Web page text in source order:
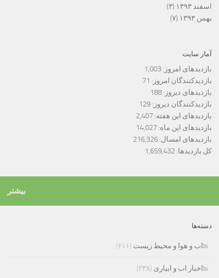
اسفند ۱۳۹۳
(۳)
بهمن ۱۳۹۳
(۷)
آمار سایت
بازدیدهای امروز: 1,003
بازدیدکنندگان امروز: 71
بازدیدهای دیروز: 188
بازدیدکنندگان دیروز: 129
بازدیدهای این هفته: 2,407
بازدیدهای این ماه: 14,027
بازدیدهای امسال: 216,326
کل بازدیدها: 1,659,432
بیشتر
دسته‌ها
اب و هوا و محیط زیست (۶۱۱)
اخبار اب و ابیاری (۲۳۸)